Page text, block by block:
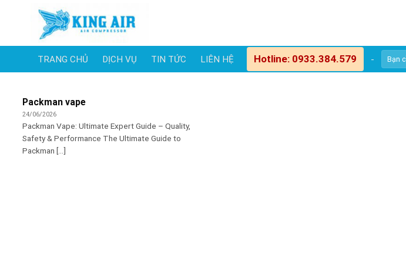
TRANG CHỦ DỊCH VỤ TIN TỨC LIÊN HỆ Hotline: 0933.384.579 -
Packman vape
24/06/2026
Packman Vape: Ultimate Expert Guide – Quality,
Safety & Performance The Ultimate Guide to
Packman [...]